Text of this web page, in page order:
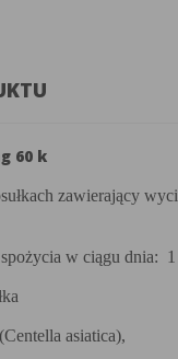
60 k
zawierający
w ciągu dnia:
asiatica),